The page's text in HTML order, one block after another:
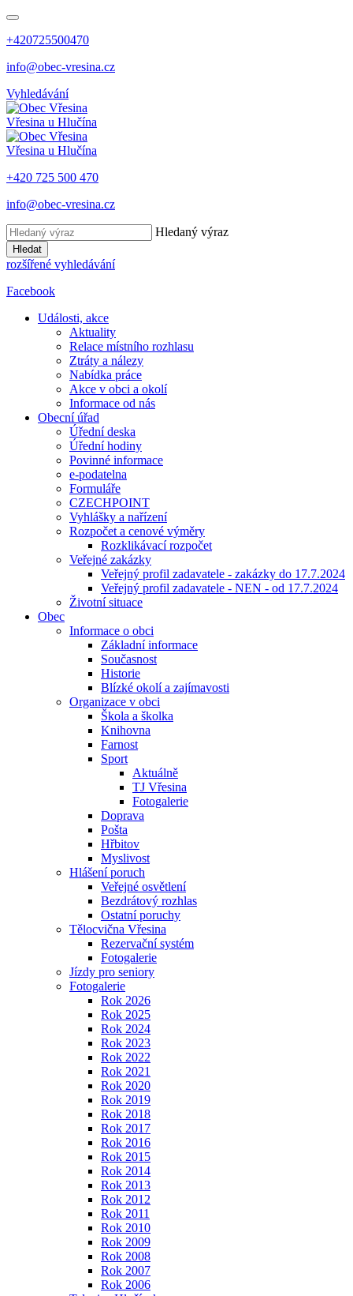
+420725500470
info@obec-vresina.cz
Vyhledávání
Vřesina u Hlučína
Vřesina u Hlučína
+420 725 500 470
info@obec-vresina.cz
Hledaný výraz
Hledat
rozšířené vyhledávání
Facebook
Události, akce
Aktuality
Relace místního rozhlasu
Ztráty a nálezy
Nabídka práce
Akce v obci a okolí
Informace od nás
Obecní úřad
Úřední deska
Úřední hodiny
Povinné informace
e-podatelna
Formuláře
CZECHPOINT
Vyhlášky a nařízení
Rozpočet a cenové výměry
Rozklikávací rozpočet
Veřejné zakázky
Veřejný profil zadavatele - zakázky do 17.7.2024
Veřejný profil zadavatele - NEN - od 17.7.2024
Životní situace
Obec
Informace o obci
Základní informace
Současnost
Historie
Blízké okolí a zajímavosti
Organizace v obci
Škola a školka
Knihovna
Farnost
Sport
Aktuálně
TJ Vřesina
Fotogalerie
Doprava
Pošta
Hřbitov
Myslivost
Hlášení poruch
Veřejné osvětlení
Bezdrátový rozhlas
Ostatní poruchy
Tělocvična Vřesina
Rezervační systém
Fotogalerie
Jízdy pro seniory
Fotogalerie
Rok 2026
Rok 2025
Rok 2024
Rok 2023
Rok 2022
Rok 2021
Rok 2020
Rok 2019
Rok 2018
Rok 2017
Rok 2016
Rok 2015
Rok 2014
Rok 2013
Rok 2012
Rok 2011
Rok 2010
Rok 2009
Rok 2008
Rok 2007
Rok 2006